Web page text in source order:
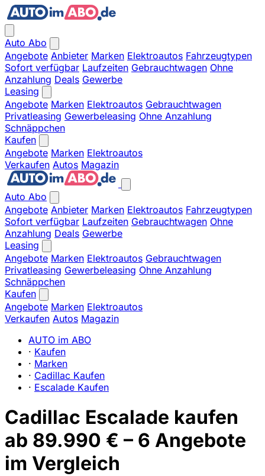
Auto Abo
Angebote Anbieter Marken Elektroautos Fahrzeugtypen
Sofort verfügbar Laufzeiten Gebrauchtwagen Ohne
Anzahlung Deals Gewerbe
Leasing
Angebote Marken Elektroautos Gebrauchtwagen
Privatleasing Gewerbeleasing Ohne Anzahlung
Schnäppchen
Kaufen
Angebote Marken Elektroautos
Verkaufen Autos Magazin
Auto Abo
Angebote Anbieter Marken Elektroautos Fahrzeugtypen
Sofort verfügbar Laufzeiten Gebrauchtwagen Ohne
Anzahlung Deals Gewerbe
Leasing
Angebote Marken Elektroautos Gebrauchtwagen
Privatleasing Gewerbeleasing Ohne Anzahlung
Schnäppchen
Kaufen
Angebote Marken Elektroautos
Verkaufen Autos Magazin
AUTO im ABO
· Kaufen
· Marken
· Cadillac Kaufen
· Escalade Kaufen
Cadillac Escalade kaufen
ab 89.990 € – 6 Angebote
im Vergleich